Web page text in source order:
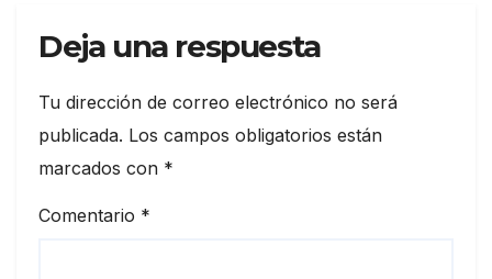
Deja una respuesta
Tu dirección de correo electrónico no será
publicada. Los campos obligatorios están
marcados con *
Comentario *